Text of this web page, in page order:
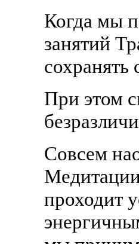
Когда мы
занятий
сохранять
При этом
Совсем
проходит